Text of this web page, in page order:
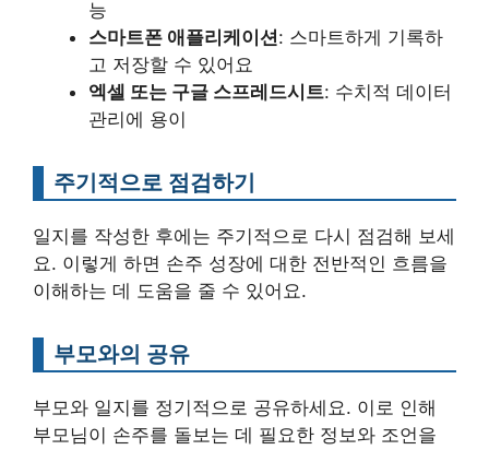
능
스마트폰 애플리케이션: 스마트하게 기록하
고 저장할 수 있어요
엑셀 또는 구글 스프레드시트: 수치적 데이터
관리에 용이
주기적으로 점검하기
일지를 작성한 후에는 주기적으로 다시 점검해 보세
요. 이렇게 하면 손주 성장에 대한 전반적인 흐름을
이해하는 데 도움을 줄 수 있어요.
부모와의 공유
부모와 일지를 정기적으로 공유하세요. 이로 인해
부모님이 손주를 돌보는 데 필요한 정보와 조언을